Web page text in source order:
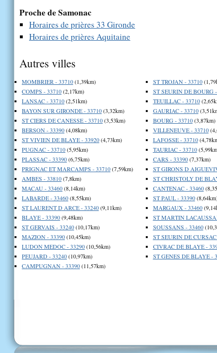
Proche de Samonac
Horaires de prières 33 Gironde
Horaires de prières Aquitaine
Autres villes
MOMBRIER - 33710(1,39km)
COMPS - 33710(2,17km)
LANSAC - 33710(2,51km)
BAYON SUR GIRONDE - 33710(3,32km)
ST CIERS DE CANESSE - 33710(3,53km)
BERSON - 33390(4,08km)
ST VIVIEN DE BLAYE - 33920(4,73km)
PUGNAC - 33710(5,95km)
PLASSAC - 33390(6,75km)
PRIGNAC ET MARCAMPS - 33710(7,59km)
AMBES - 33810(7,8km)
MACAU - 33460(8,14km)
LABARDE - 33460(8,55km)
ST LAURENT D ARCE - 33240(9,11km)
BLAYE - 33390(9,48km)
ST GERVAIS - 33240(10,17km)
MAZION - 33390(10,45km)
LUDON MEDOC - 33290(10,56km)
PEUJARD - 33240(10,97km)
CAMPUGNAN - 33390(11,57km)
ST TROJAN - 33710
ST SEURIN DE BOURG
TEUILLAC - 33710
GAURIAC - 33710
BOURG - 33710(3,87km)
VILLENEUVE - 33710
LAFOSSE - 33710
TAURIAC - 33710
CARS - 33390(7,37km)
ST GIRONS D
ST CHRISTOLY DE
CANTENAC - 33460
ST PAUL - 33390
MARGAUX - 33460
ST MARTIN
SOUSSANS - 33460
ST SEURIN DE
CIVRAC DE BLAYE -
ST GENES DE BLAYE -